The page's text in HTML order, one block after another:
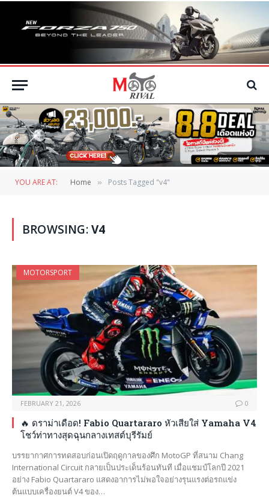
YOU ARE AT: Home » Posts Tagged "v4"
BROWSING:V4
MOTORSPORT
FEBRUARY 21, 2026 0
🔥 ดราม่าเดือด! Fabio Quartararo หัวเสียใส่ Yamaha V4
โชว์ท่าทางสุดฉุนกลางเทสต์บุรีรัมย์
บรรยากาศการทดสอบก่อนเปิดฤดูกาลของศึก MotoGP ที่สนาม Chang
International Circuit กลายเป็นประเด็นร้อนทันที เมื่อแชมป์โลกปี 2021
อย่าง Fabio Quartararo แสดงอาการไม่พอใจอย่างรุนแรงต่อรถแข่ง
ต้นแบบเครื่องยนต์ V4 ของ…